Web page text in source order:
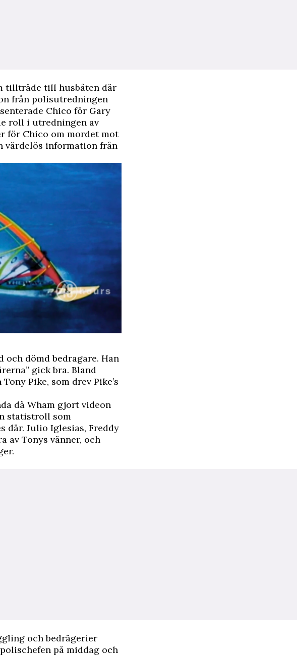
tillträde till husbåten där
från polisutredningen
Chico för Gary
roll i utredningen av
för Chico om mordet mot
värdelös information från
och dömd bedragare. Han
gick bra. Bland
Pike, som drev Pike’s
då Wham gjort videon
statistroll som
där. Julio Iglesias, Freddy
av Tonys vänner, och
och bedrägerier
på middag och